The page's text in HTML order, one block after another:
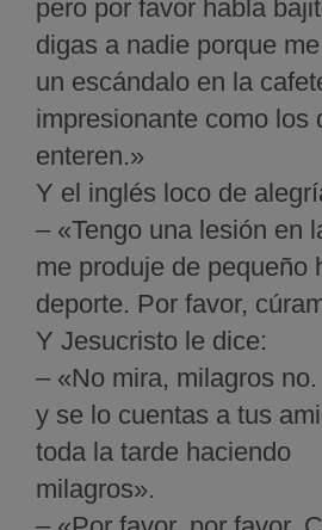
pero por favor habla
digas a nadie porque
un escándalo en la
impresionante como los
enteren.»
Y el inglés loco de
– «Tengo una lesión en
me produje de pequeño
deporte. Por favor,
Y Jesucristo le dice:
– «No mira, milagros
y se lo cuentas a tus
toda la tarde haciendo
milagros».